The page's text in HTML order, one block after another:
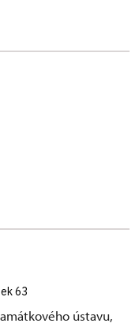
63
ústavu,